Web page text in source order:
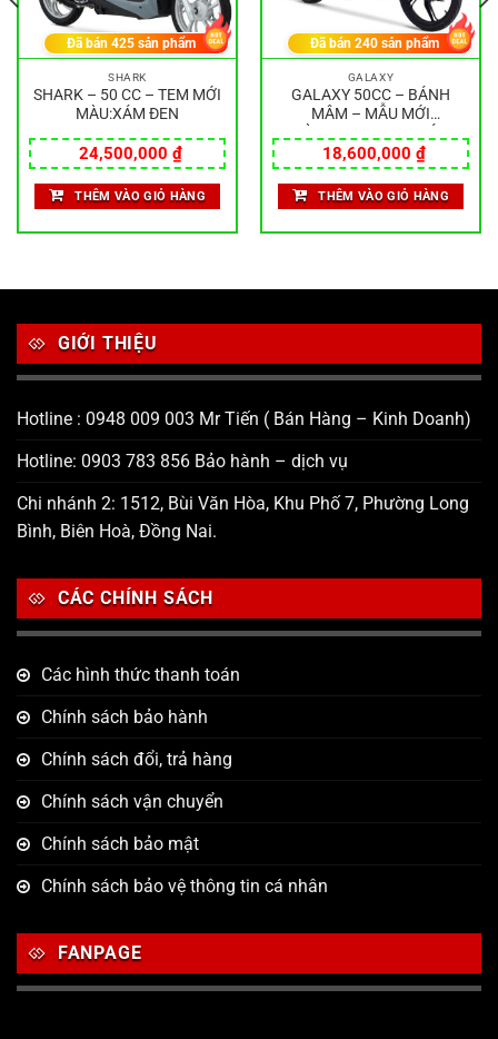
SHARK
SHARK – 50 CC – TEM MỚI
MÀU:XÁM ĐEN
24,500,000 ₫
Đã bán425 sản phẩm
THÊM VÀO GIỎ HÀNG
GALAXY
GALAXY 50CC – BÁNH
MÂM – MẪU MỚI
18,600,000 ₫
Đã bán240 sản phẩm
THÊM VÀO GIỎ HÀNG
GIỚI THIỆU
Hotline : 0948 009 003 Mr Tiến ( Bán Hàng – Kinh Doanh)
Hotline: 0903 783 856 Bảo hành – dịch vụ
Chi nhánh 2: 1512, Bùi Văn Hòa, Khu Phố 7, Phường Long
Bình, Biên Hoà, Đồng Nai.
CÁC CHÍNH SÁCH
Các hình thức thanh toán
Chính sách bảo hành
Chính sách đổi, trả hàng
Chính sách vận chuyển
Chính sách bảo mật
Chính sách bảo vệ thông tin cá nhân
FANPAGE